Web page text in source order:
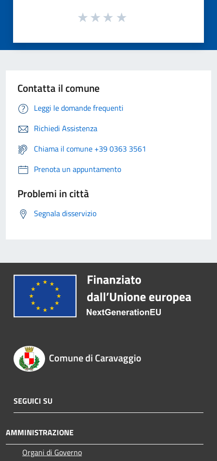
Contatta il comune
Leggi le domande frequenti
Richiedi Assistenza
Chiama il comune +39 0363 3561
Prenota un appuntamento
Problemi in città
Segnala disservizio
Comune di Caravaggio
SEGUICI SU
AMMINISTRAZIONE
Organi di Governo